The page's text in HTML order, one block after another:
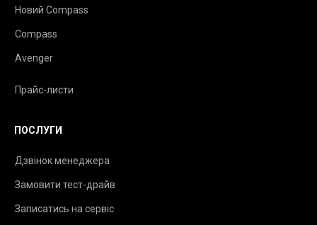
Новий Compass
Compass
Avenger
Прайс-листи
ПОСЛУГИ
Дзвінок менеджера
Замовити тест-драйв
Записатись на сервіс